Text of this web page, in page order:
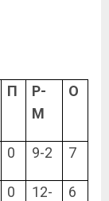
П
Р-
М
О
0 9-2 7
0
12-
6